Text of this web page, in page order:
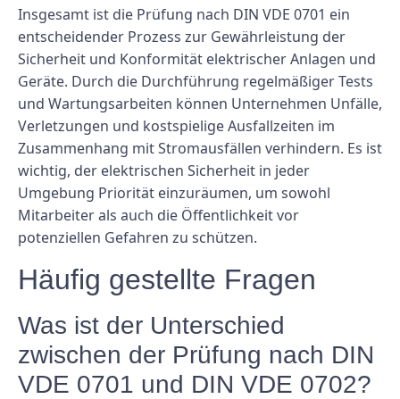
Insgesamt ist die Prüfung nach DIN VDE 0701 ein
entscheidender Prozess zur Gewährleistung der
Sicherheit und Konformität elektrischer Anlagen und
Geräte. Durch die Durchführung regelmäßiger Tests
und Wartungsarbeiten können Unternehmen Unfälle,
Verletzungen und kostspielige Ausfallzeiten im
Zusammenhang mit Stromausfällen verhindern. Es ist
wichtig, der elektrischen Sicherheit in jeder
Umgebung Priorität einzuräumen, um sowohl
Mitarbeiter als auch die Öffentlichkeit vor
potenziellen Gefahren zu schützen.
Häufig gestellte Fragen
Was ist der Unterschied
zwischen der Prüfung nach DIN
VDE 0701 und DIN VDE 0702?